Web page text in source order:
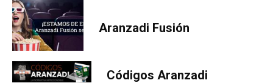
Aranzadi Fusión
Códigos Aranzadi